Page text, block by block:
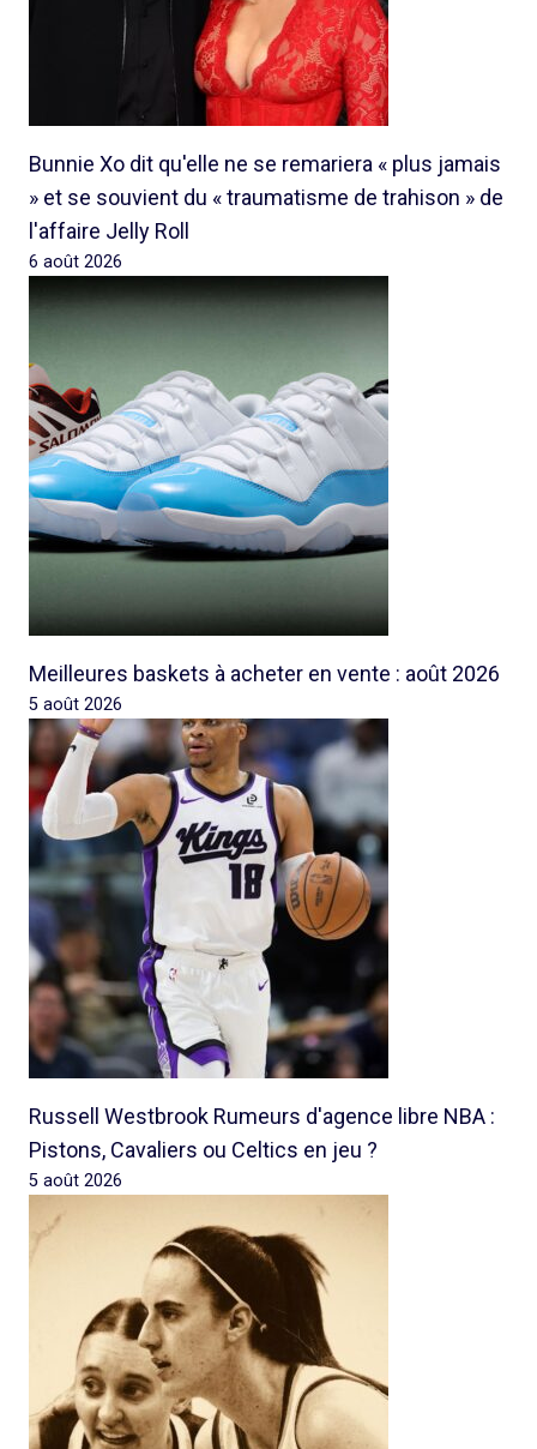
Bunnie Xo dit qu'elle ne se remariera « plus jamais
» et se souvient du « traumatisme de trahison » de
l'affaire Jelly Roll
6 août 2026
Meilleures baskets à acheter en vente : août 2026
5 août 2026
Russell Westbrook Rumeurs d'agence libre NBA :
Pistons, Cavaliers ou Celtics en jeu ?
5 août 2026